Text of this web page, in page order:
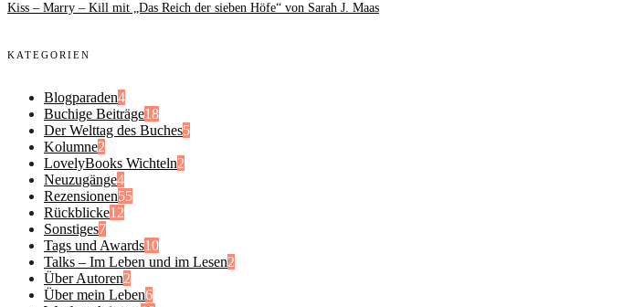
Kiss – Marry – Kill mit „Das Reich der sieben Höfe“ von Sarah J. Maas
KATEGORIEN
Blogparaden4
Buchige Beiträge18
Der Welttag des Buches5
Kolumne2
LovelyBooks Wichteln2
Neuzugänge4
Rezensionen55
Rückblicke12
Sonstiges7
Tags und Awards10
Talks – Im Leben und im Lesen2
Über Autoren2
Über mein Leben6